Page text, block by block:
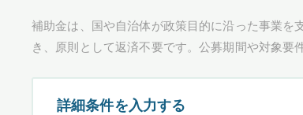
補助金は、国や自治体が政策目的に沿った事業
き、原則として返済不要です。公募期間や対象要
詳細条件を入力する